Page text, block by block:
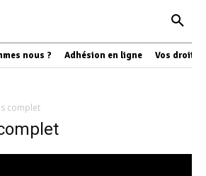
nous ? Adhésion en ligne Vos droits
complet